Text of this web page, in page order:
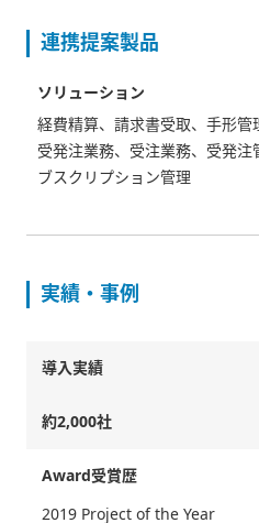
連携提案製品
ソリューション
経費精算、請求書受取、手形管
受発注業務、受注業務、受発
ブスクリプション管理
実績・事例
導入実績
約2,000社
Award受賞歴
2019 Project of the Year